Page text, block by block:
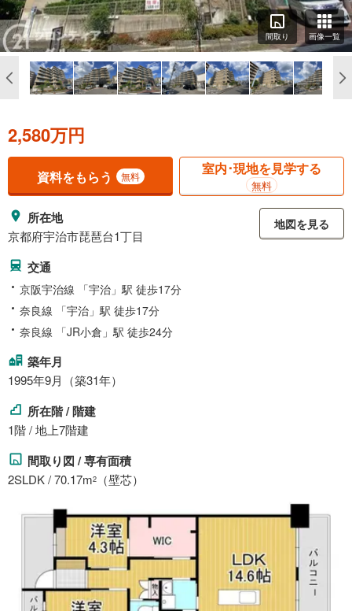
間取り 画像一覧
2,580万円
資料をもらう 無料 室内･現地を見学する
無料
所在地
京都府宇治市琵琶台1丁目
地図を見る
交通
京阪宇治線 「宇治」駅 徒歩17分
奈良線 「宇治」駅 徒歩17分
奈良線 「JR小倉」駅 徒歩24分
築年月
1995年9月（築31年）
所在階 / 階建
1階 / 地上7階建
間取り図 / 専有面積
2SLDK / 70.17m2 （壁芯）